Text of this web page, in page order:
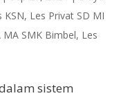
KSN, Les Privat SD MI
MA SMK Bimbel, Les
sistem